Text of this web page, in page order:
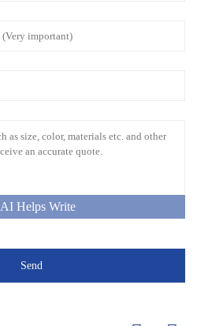
AI Helps Write
Send